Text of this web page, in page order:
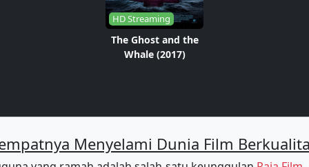
HD Streaming
The Ghost and the
Whale (2017)
Menyelami Dunia Film